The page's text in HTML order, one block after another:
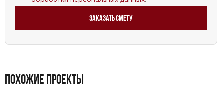
Заказать смету
ПОХОЖИЕ ПРОЕКТЫ